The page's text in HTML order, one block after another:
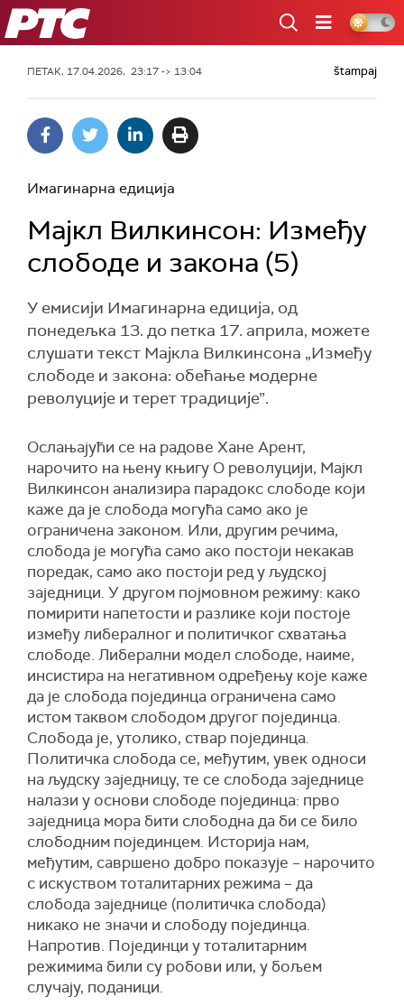
РТС
ПЕТАК, 17.04.2026, 23:17 -> 13:04 štampaj
Имагинарна едиција
Мајкл Вилкинсон: Између
слободе и закона (5)
У емисији Имагинарна едиција, од
понедељка 13. до петка 17. априла, можете
слушати текст Мајклa Вилкинсона „Између
слободе и закона: обећање модерне
револуције и терет традиције”.
Ослањајући се на радове Хане Арент,
нарочито на њену књигу О револуцији, Мајкл
Вилкинсон анализира парадокс слободе који
каже да је слобода могућа само ако је
ограничена законом. Или, другим речима,
слобода је могућа само ако постоји некакав
поредак, само ако постоји ред у људској
заједници. У другом појмовном режиму: како
помирити напетости и разлике који постоје
између либералног и политичког схватања
слободе. Либерални модел слободе, наиме,
инсистира на негативном одређењу које каже
да је слобода појединца ограничена само
истом таквом слободом другог појединца.
Слобода је, утолико, ствар појединца.
Политичка слобода се, међутим, увек односи
на људску заједницу, те се слобода заједнице
налази у основи слободе појединца: прво
заједница мора бити слободна да би се било
слободним појединцем. Историја нам,
међутим, савршено добро показује – нарочито
с искуством тоталитарних режима – да
слобода заједнице (политичка слобода)
никако не значи и слободу појединца.
Напротив. Појединци у тоталитарним
режимима били су робови или, у бољем
случају, поданици.